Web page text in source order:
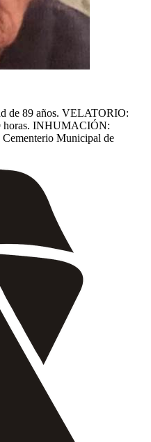
de 89 años. VELATORIO:
horas. INHUMACIÓN:
Cementerio Municipal de